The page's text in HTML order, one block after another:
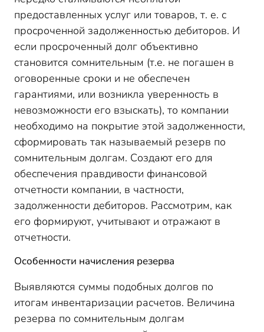
балансе
предоставленных услуг или товаров, т. е. с
просроченной задолженностью дебиторов. И
если просроченный долг объективно
становится сомнительным (т.е. не погашен в
оговоренные сроки и не обеспечен
гарантиями, или возникла уверенность в
невозможности его взыскать), то компании
необходимо на покрытие этой задолженности,
сформировать так называемый резерв по
сомнительным долгам. Создают его для
обеспечения правдивости финансовой
отчетности компании, в частности,
задолженности дебиторов. Рассмотрим, как
его формируют, учитывают и отражают в
отчетности.
Особенности начисления резерва
Выявляются суммы подобных долгов по
итогам инвентаризации расчетов. Величина
резерва по сомнительным долгам